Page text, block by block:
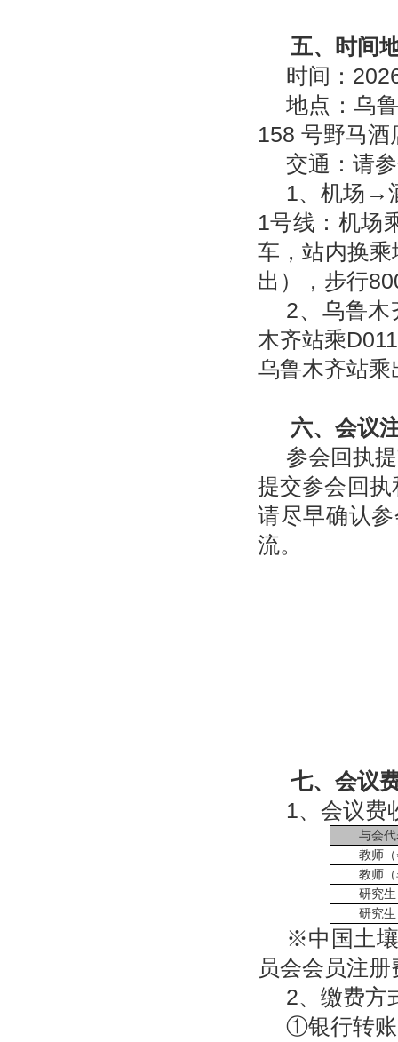
五、时间
时间：
地点：乌
158 号野马酒
交通：请
1、机场 →
1号线：机场
车，站内换乘
出），步行
2、乌鲁木
木齐站乘D011
乌鲁木齐站
六、会议
参会回执
提交参会回
请尽早确认
流。
七、会议
1、会议费
与会
教师
教师
研究
研究
※中国土
员会会员注
2、缴费方
①银行转账